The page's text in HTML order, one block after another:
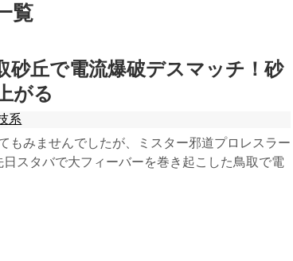
覧
砂丘で電流爆破デスマッチ！砂
がる
系
もみませんでしたが、ミスター邪道プロレスラー
スタバで大フィーバーを巻き起こした鳥取で電